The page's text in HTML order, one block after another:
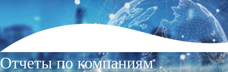
Отчеты по компаниям